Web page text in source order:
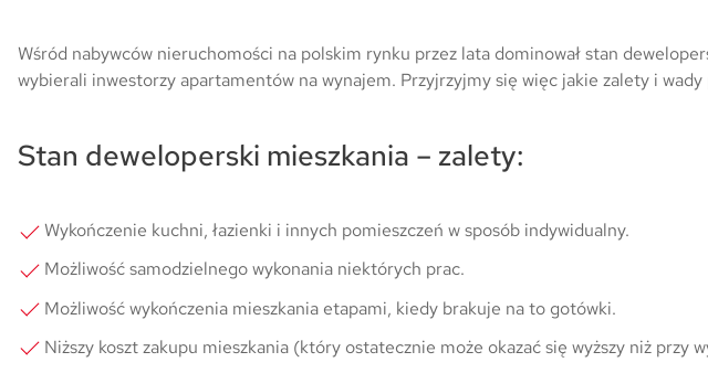
Wśród nabywców nieruchomości na polskim rynku przez lata dominował stan
wybierali inwestorzy apartamentów na wynajem. Przyjrzyjmy się więc jakie zalety i
Stan deweloperski mieszkania – zalety:
Wykończenie kuchni, łazienki i innych pomieszczeń w sposób indywidualny.
Możliwość samodzielnego wykonania niektórych prac.
Możliwość wykończenia mieszkania etapami, kiedy brakuje na to gotówki.
Niższy koszt zakupu mieszkania (który ostatecznie może okazać się wyższy niż przy